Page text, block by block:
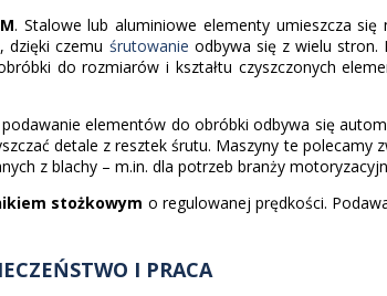
. Stalowe lub aluminiowe elementy umieszcza się
dzięki czemu śrutowanie odbywa się z wielu stron.
do rozmiarów i kształtu czyszczonych
elementów do obróbki odbywa się
detale z resztek śrutu. Maszyny te polecamy
z blachy – m.in. dla potrzeb branży
stożkowym o regulowanej prędkości.
I PRACA